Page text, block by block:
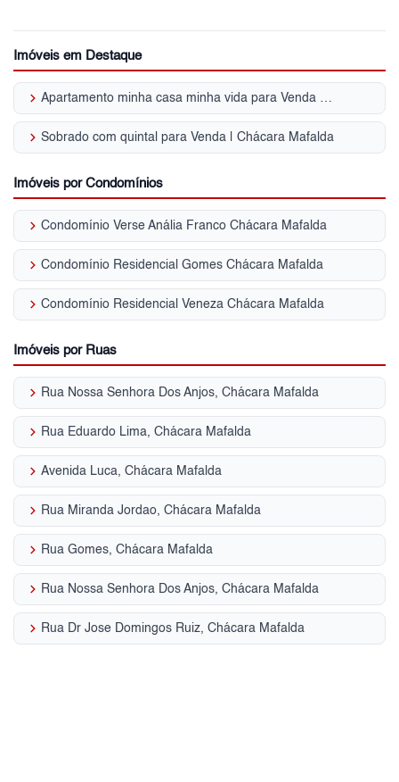
Imóveis em Destaque
keyboard_arrow_right Apartamento minha casa minha vida para Venda | Chácara Mafalda
keyboard_arrow_right Sobrado com quintal para Venda | Chácara Mafalda
Imóveis por Condomínios
keyboard_arrow_right Condomínio Verse Anália Franco Chácara Mafalda
keyboard_arrow_right Condomínio Residencial Gomes Chácara Mafalda
keyboard_arrow_right Condomínio Residencial Veneza Chácara Mafalda
Imóveis por Ruas
keyboard_arrow_right Rua Nossa Senhora Dos Anjos, Chácara Mafalda
keyboard_arrow_right Rua Eduardo Lima, Chácara Mafalda
keyboard_arrow_right Avenida Luca, Chácara Mafalda
keyboard_arrow_right Rua Miranda Jordao, Chácara Mafalda
keyboard_arrow_right Rua Gomes, Chácara Mafalda
keyboard_arrow_right Rua Nossa Senhora Dos Anjos, Chácara Mafalda
keyboard_arrow_right Rua Dr Jose Domingos Ruiz, Chácara Mafalda